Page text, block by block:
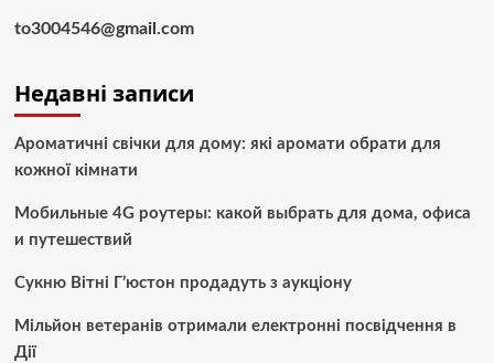
to3004546@gmail.com
Недавні записи
Ароматичні свічки для дому: які аромати обрати для
кожної кімнати
Мобильные 4G роутеры: какой выбрать для дома, офиса
и путешествий
Сукню Вітні Г’юстон продадуть з аукціону
Мільйон ветеранів отримали електронні посвідчення в
Дії